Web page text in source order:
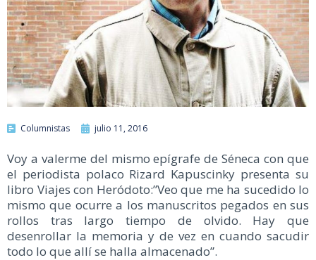
Columnistas julio 11, 2016
Voy a valerme del mismo epígrafe de Séneca con que
el periodista polaco Rizard Kapuscinky presenta su
libro Viajes con Heródoto:”Veo que me ha sucedido lo
mismo que ocurre a los manuscritos pegados en sus
rollos tras largo tiempo de olvido. Hay que
desenrollar la memoria y de vez en cuando sacudir
todo lo que allí se halla almacenado”.